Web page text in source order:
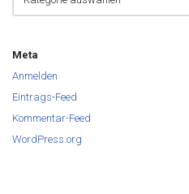
Meta
Anmelden
Eintrags-Feed
Kommentar-Feed
WordPress.org